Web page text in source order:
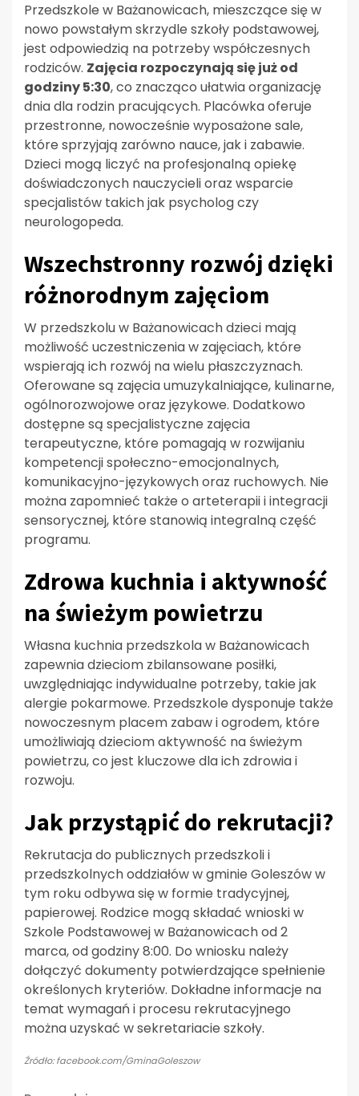
Przedszkole w Bażanowicach, mieszczące się w
nowo powstałym skrzydle szkoły podstawowej,
jest odpowiedzią na potrzeby współczesnych
rodziców. Zajęcia rozpoczynają się już od
godziny 5:30, co znacząco ułatwia organizację
dnia dla rodzin pracujących. Placówka oferuje
przestronne, nowocześnie wyposażone sale,
które sprzyjają zarówno nauce, jak i zabawie.
Dzieci mogą liczyć na profesjonalną opiekę
doświadczonych nauczycieli oraz wsparcie
specjalistów takich jak psycholog czy
neurologopeda.
Wszechstronny rozwój dzięki
różnorodnym zajęciom
W przedszkolu w Bażanowicach dzieci mają
możliwość uczestniczenia w zajęciach, które
wspierają ich rozwój na wielu płaszczyznach.
Oferowane są zajęcia umuzykalniające, kulinarne,
ogólnorozwojowe oraz językowe. Dodatkowo
dostępne są specjalistyczne zajęcia
terapeutyczne, które pomagają w rozwijaniu
kompetencji społeczno-emocjonalnych,
komunikacyjno-językowych oraz ruchowych. Nie
można zapomnieć także o arteterapii i integracji
sensorycznej, które stanowią integralną część
programu.
Zdrowa kuchnia i aktywność
na świeżym powietrzu
Własna kuchnia przedszkola w Bażanowicach
zapewnia dzieciom zbilansowane posiłki,
uwzględniając indywidualne potrzeby, takie jak
alergie pokarmowe. Przedszkole dysponuje także
nowoczesnym placem zabaw i ogrodem, które
umożliwiają dzieciom aktywność na świeżym
powietrzu, co jest kluczowe dla ich zdrowia i
rozwoju.
Jak przystąpić do rekrutacji?
Rekrutacja do publicznych przedszkoli i
przedszkolnych oddziałów w gminie Goleszów w
tym roku odbywa się w formie tradycyjnej,
papierowej. Rodzice mogą składać wnioski w
Szkole Podstawowej w Bażanowicach od 2
marca, od godziny 8:00. Do wniosku należy
dołączyć dokumenty potwierdzające spełnienie
określonych kryteriów. Dokładne informacje na
temat wymagań i procesu rekrutacyjnego
można uzyskać w sekretariacie szkoły.
Źródło: facebook.com/GminaGoleszow